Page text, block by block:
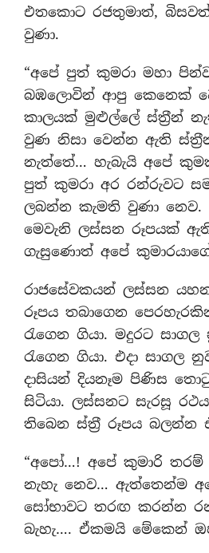
එතකොට රජතුමාත්,
වුණා.
“අපේ පුත් කුමරා මහා
බඹලොවින් ආපු කෙනෙක්
කාලයක් මුළුල්ලේ ස්ත‍්‍රීන්
වුණ නිසා වෙන්න ඇති
නැත්තේ… හැබැයි අපේ
පුත් කුමරා අර රන්රුවට
ලබන්න කැමති වුණා නෙව.
මෙවැනි ලස්සන රූපයක්
ගැසුණොත් අපේ
රාජසේවකයන් ලස්සන
රූපය තබාගෙන
රැගෙන ගියා. මදුරට සාගල
රැගෙන ගියා. එදා සාගල
දාසියන් දියනෑම පිණිස
සිටියා. ලස්සනට සැරසූ
තිබෙන ස්ත‍්‍රී රූපය බලන්න
“අපෝ…! අපේ කුමාරි
නැහැ නෙව… ඇත්තෙන්ම
සෝභාවට තරඟ කරන්න
බැහැ…. ඒකමයි මේකෙන්